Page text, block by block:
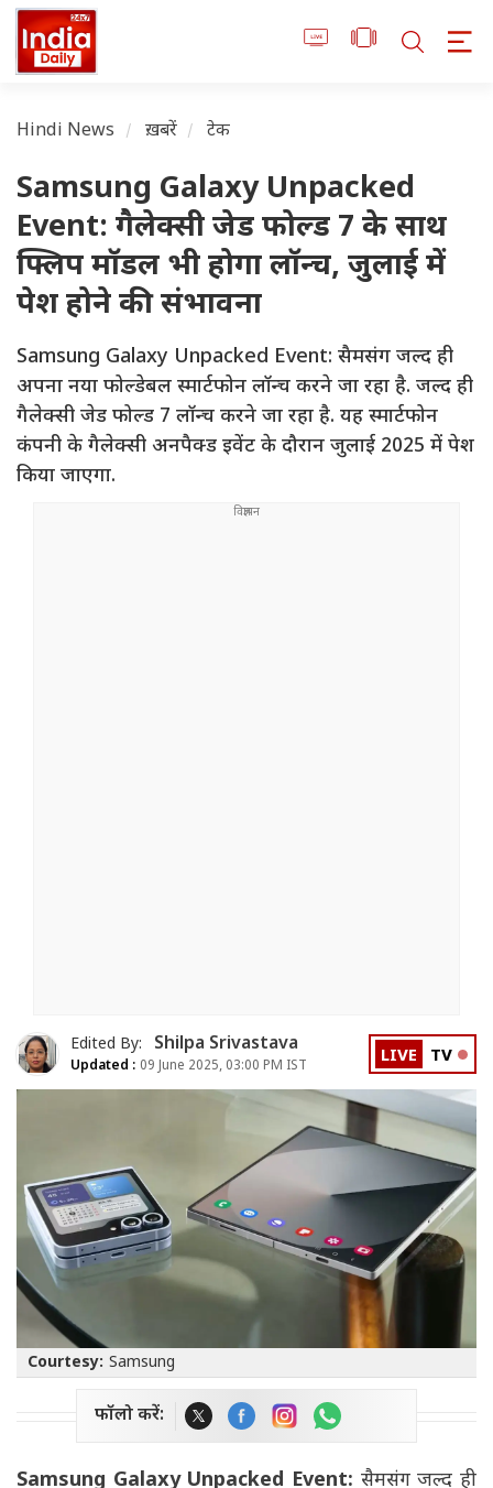
Hindi News ख़बरें टेक
Samsung Galaxy Unpacked
Event: गैलेक्सी जेड फोल्ड 7 के साथ
फ्लिप मॉडल भी होगा लॉन्च, जुलाई में
पेश होने की संभावना
Samsung Galaxy Unpacked Event: सैमसंग जल्द ही
अपना नया फोल्डेबल स्मार्टफोन लॉन्च करने जा रहा है. जल्द ही
गैलेक्सी जेड फोल्ड 7 लॉन्च करने जा रहा है. यह स्मार्टफोन
कंपनी के गैलेक्सी अनपैक्ड इवेंट के दौरान जुलाई 2025 में पेश
किया जाएगा.
Edited By: Shilpa Srivastava
Updated : 09 June 2025, 03:00 PM IST LIVE TV
Courtesy: Samsung
फॉलो करें:
Samsung Galaxy Unpacked Event: सैमसंग जल्द ही